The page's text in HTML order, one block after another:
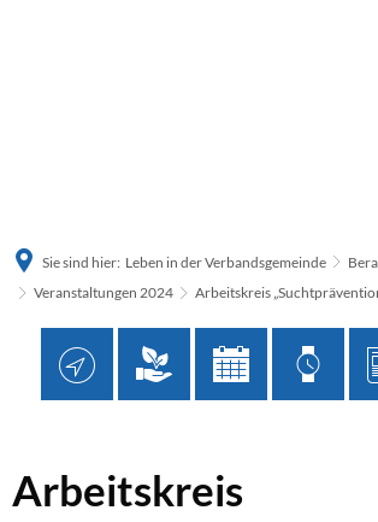
Sie sind hier: Leben in der Verbandsgemeinde
Veranstaltungen 2024
Arbeitskreis
Arbeitskreis
Arbeitskreis